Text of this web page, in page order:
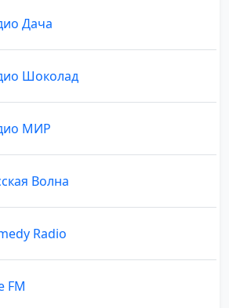
Дача
Шоколад
МИР
Волна
Radio
FM